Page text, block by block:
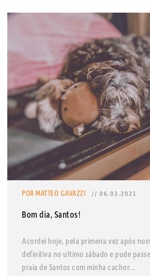
POR MATTEO GAVAZZI // 06.03.2021
Bom dia, Santos!
Acordei hoje, pela primeira vez após
definitiva no ultimo sábado e pude
praia de Santos com minha cachor...